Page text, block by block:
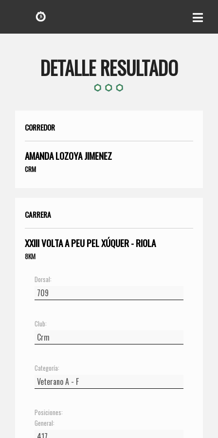
DETALLE RESULTADO
CORREDOR
AMANDA LOZOYA JIMENEZ
CRM
CARRERA
XXIII VOLTA A PEU PEL XÚQUER - RIOLA
8KM
Dorsal:
Club:
Categoría:
Posiciones:
General: